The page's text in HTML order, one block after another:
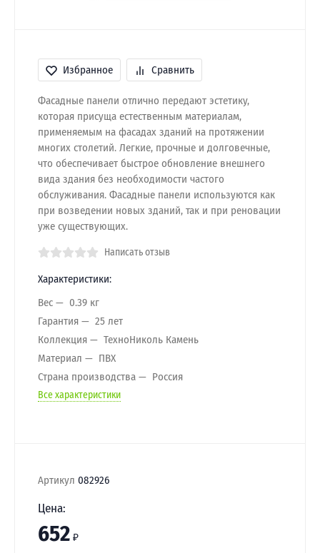
Избранное Сравнить
Фасадные панели отлично передают эстетику,
которая присуща естественным материалам,
применяемым на фасадах зданий на протяжении
многих столетий. Легкие, прочные и долговечные,
что обеспечивает быстрое обновление внешнего
вида здания без необходимости частого
обслуживания. Фасадные панели используются как
при возведении новых зданий, так и при реновации
уже существующих.
Написать отзыв
Характеристики:
Вес
0.39 кг
Гарантия
25 лет
Коллекция
ТехноНиколь Камень
Материал
ПВХ
Страна производства
Россия
Все характеристики
Артикул 082926
Цена:
652 ₽